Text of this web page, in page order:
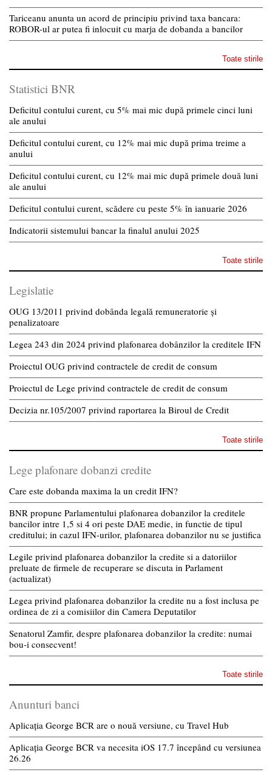
Tariceanu anunta un acord de principiu privind taxa bancara:
ROBOR-ul ar putea fi inlocuit cu marja de dobanda a bancilor
Toate stirile
Statistici BNR
Deficitul contului curent, cu 5% mai mic după primele cinci luni
ale anului
Deficitul contului curent, cu 12% mai mic după prima treime a
anului
Deficitul contului curent, cu 12% mai mic după primele două luni
ale anului
Deficitul contului curent, scădere cu peste 5% în ianuarie 2026
Indicatorii sistemului bancar la finalul anului 2025
Toate stirile
Legislatie
OUG 13/2011 privind dobânda legală remuneratorie și
penalizatoare
Legea 243 din 2024 privind plafonarea dobânzilor la creditele IFN
Proiectul OUG privind contractele de credit de consum
Proiectul de Lege privind contractele de credit de consum
Decizia nr.105/2007 privind raportarea la Biroul de Credit
Toate stirile
Lege plafonare dobanzi credite
Care este dobanda maxima la un credit IFN?
BNR propune Parlamentului plafonarea dobanzilor la creditele
bancilor intre 1,5 si 4 ori peste DAE medie, in functie de tipul
creditului; in cazul IFN-urilor, plafonarea dobanzilor nu se justifica
Legile privind plafonarea dobanzilor la credite si a datoriilor
preluate de firmele de recuperare se discuta in Parlament
(actualizat)
Legea privind plafonarea dobanzilor la credite nu a fost inclusa pe
ordinea de zi a comisiilor din Camera Deputatilor
Senatorul Zamfir, despre plafonarea dobanzilor la credite: numai
bou-i consecvent!
Toate stirile
Anunturi banci
Aplicația George BCR are o nouă versiune, cu Travel Hub
Aplicația George BCR va necesita iOS 17.7 începând cu versiunea
26.26